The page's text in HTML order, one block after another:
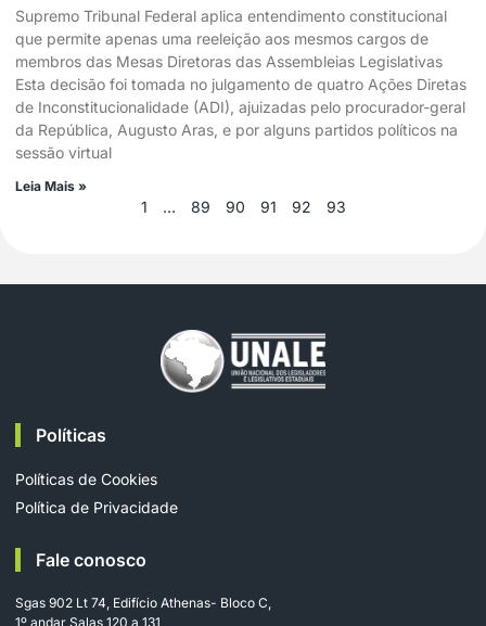
Supremo Tribunal Federal aplica entendimento constitucional
que permite apenas uma reeleição aos mesmos cargos de
membros das Mesas Diretoras das Assembleias Legislativas
Esta decisão foi tomada no julgamento de quatro Ações Diretas
de Inconstitucionalidade (ADI), ajuizadas pelo procurador-geral
da República, Augusto Aras, e por alguns partidos políticos na
sessão virtual
Leia Mais »
1 … 89 90 91 92 93
Políticas
Políticas de Cookies
Política de Privacidade
Fale conosco
Sgas 902 Lt 74, Edifício Athenas- Bloco C,
1º andar Salas 120 a 131